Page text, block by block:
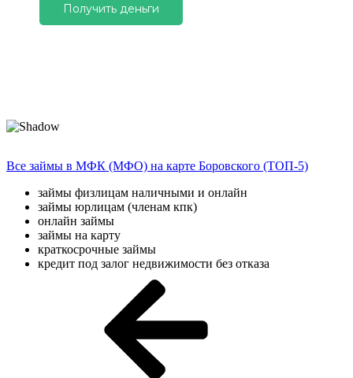
Получить деньги
Все займы в МФК (МФО) на карте Боровского (ТОП-5)
займы физлицам наличными и онлайн
займы юрлицам (членам кпк)
онлайн займы
займы на карту
краткосрочные займы
кредит под залог недвижимости без отказа